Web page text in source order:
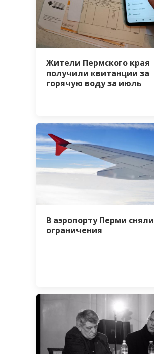
Жители Пермского края
получили квитанции за
горячую воду за июль
В аэропорту Перми сняли
ограничения